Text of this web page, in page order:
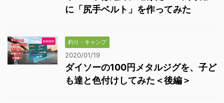
に「尻手ベルト」を作ってみた
釣り・キャンプ
2020/01/19
ダイソーの100円メタルジグを、子ど
も達と色付けしてみた＜後編＞